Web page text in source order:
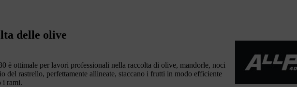
delle olive
è ottimale per lavori professionali nella raccolta di olive, mandorle, noci
del rastrello, perfettamente allineate, staccano i frutti in modo efficiente
i rami.